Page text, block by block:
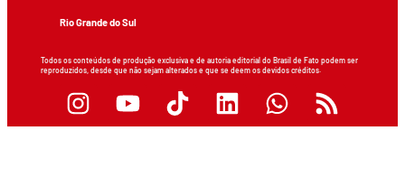
Rio Grande do Sul
Todos os conteúdos de produção exclusiva e de autoria editorial do Brasil de Fato podem ser
reproduzidos, desde que não sejam alterados e que se deem os devidos créditos.